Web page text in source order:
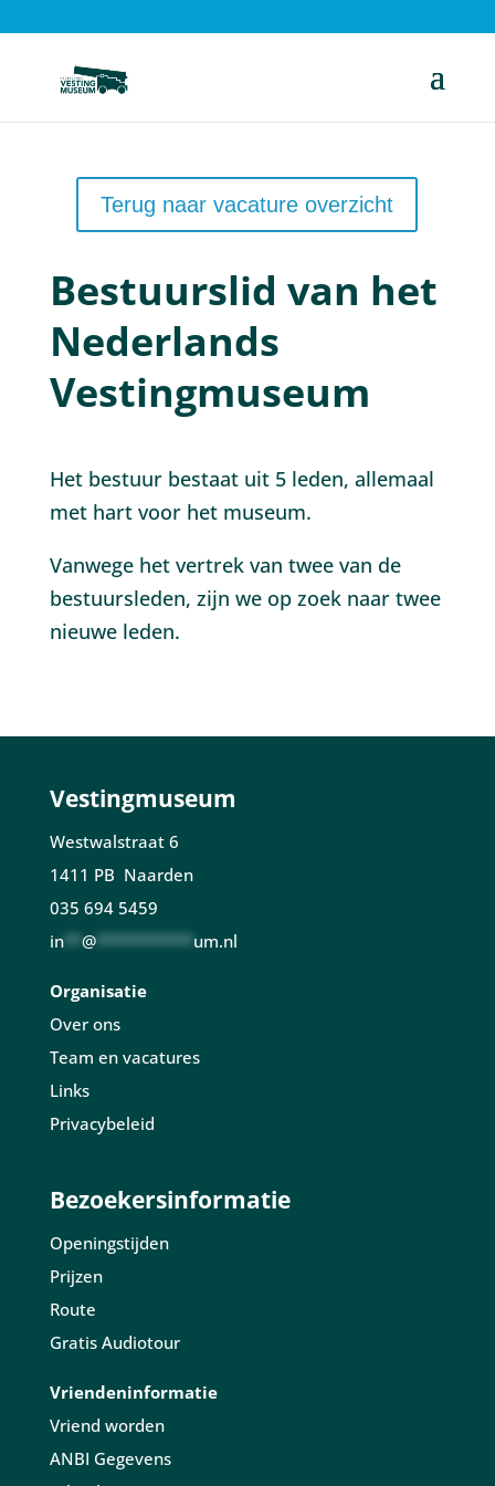
Terug naar vacature overzicht
Bestuurslid van het
Nederlands
Vestingmuseum
Het bestuur bestaat uit 5 leden, allemaal
met hart voor het museum.
Vanwege het vertrek van twee van de
bestuursleden, zijn we op zoek naar twee
nieuwe leden.
Vestingmuseum
Westwalstraat 6
1411 PB Naarden
035 694 5459
in** @*********** um.nl
Organisatie
Over ons
Team en vacatures
Links
Privacybeleid
Bezoekersinformatie
Openingstijden
Prijzen
Route
Gratis Audiotour
Vriendeninformatie
Vriend worden
ANBI Gegevens